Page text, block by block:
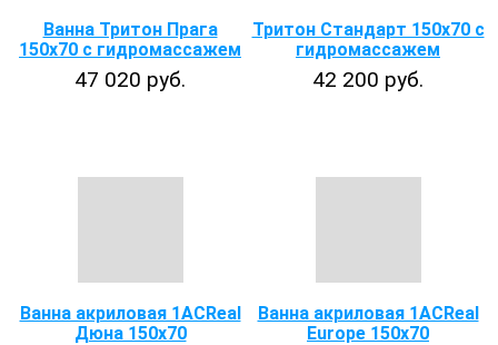
Ванна Тритон Прага
150х70 с гидромассажем
47 020 руб.
Тритон Стандарт 150х70 с
гидромассажем
42 200 руб.
Ванна акриловая 1ACReal
Дюна 150x70
Ванна акриловая 1ACReal
Europe 150х70